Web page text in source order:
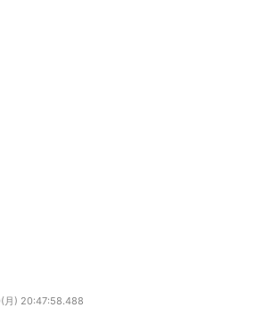
月) 20:47:58.488